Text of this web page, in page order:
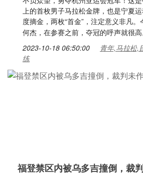
上的首枚男子马拉松金牌，也是宁夏
度摘金，两枚“首金”，注定意义非凡
何杰，在参赛之前，夺冠的呼声就很
2023-10-18 06:50:00
青年,马拉松,
练
福登禁区内被乌多吉撞倒，裁